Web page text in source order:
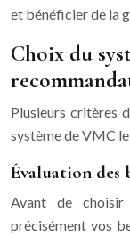
et bénéficier de la
Choix du
Plusieurs critères
système de VMC
Évaluation des
Avant de
précisément vos